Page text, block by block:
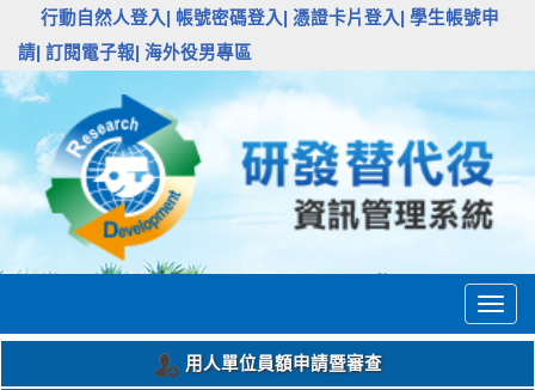
行動自然人登入| 帳號密碼登入| 憑證卡片登入|
學生帳號申
請| 訂閱電子報| 海外役男專區
用人單位員額申請暨審查